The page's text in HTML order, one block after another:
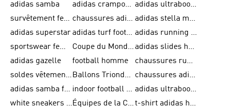
adidas samba
adidas crampon terrain ferme
adidas ultraboost homme
survêtement femme adidas
chaussures adidas femme soldes
adidas stella mccartney
adidas superstar
adidas turf football shoes
adidas running adizero
sportswear femme
Coupe du Monde de la FIFA 26™
adidas slides homme
adidas gazelle
football homme
chaussures running adidas
soldes vêtements homme
Ballons Trionda de la Coupe du Monde de la FIFA 26™
chaussures adidas femme
adidas samba femme
indoor football shoes
adidas ultraboost 22
white sneakers adidas
Équipes de la Coupe du Monde de la FIFA 26™ t-shirt adidas homme